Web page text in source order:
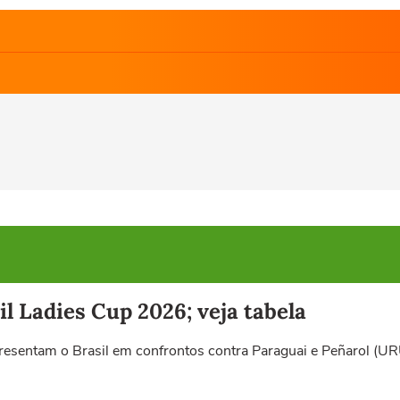
Ladies Cup 2026; veja tabela
o Brasil em confrontos contra Paraguai e Peñarol